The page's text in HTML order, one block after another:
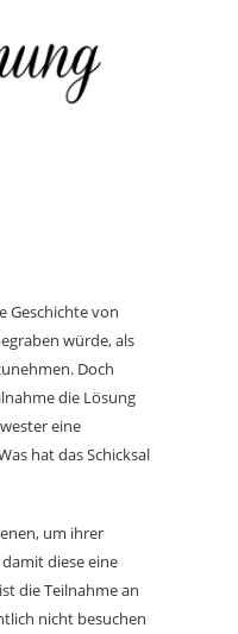
Geschichte von
würde, als
Doch
die Lösung
eine
hat das Schicksal
um ihrer
diese eine
die Teilnahme an
nicht besuchen